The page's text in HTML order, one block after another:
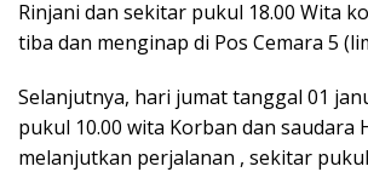
Rinjani dan sekitar pukul 18.00 Wita
tiba dan menginap di Pos Cemara 5
Selanjutnya, hari jumat tanggal 01
pukul 10.00 wita Korban dan saudara
melanjutkan perjalanan , sekitar